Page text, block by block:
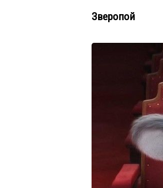
Зверопой